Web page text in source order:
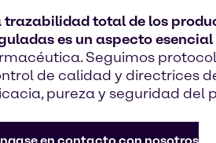
trazabilidad total de los
es un aspecto esencial
Seguimos
de calidad y directrices
pureza y seguridad del